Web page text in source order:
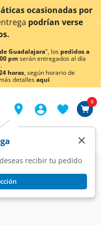
por
¡Ahora
Guadalajara", los pedidos a
pm serán entregados al día
horas, según horario de
detallesaquí
recibir tu pedido
×
0
Platos
y Redondo No. 10, 20